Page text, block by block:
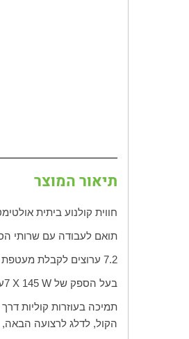
תיאור המוצר
חווית קולנוע ביתית
תואם לעבודה עם שרותי
7.2 ערוצים לקבלת מעטפת צליל רחבה ורבת עוצמה, תומך בכל פורמטי הסראונד המתקדמים ביותר
בעל הספק של W
X
תמיכה בעוזרות קוליות
הקול, לדלג לרצועה הבאה,